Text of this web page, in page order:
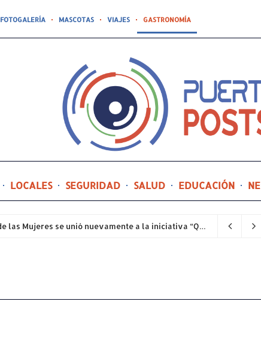
FOTOGALERÍA MASCOTAS VIAJES GASTRONOMÍA
LOCALES SEGURIDAD SALUD EDUCACIÓN
La Oficina de la Procuradora de las Mujeres se unió nuevamente a la iniciativa “Quiero Mi Escuela” y adoptó tres planteles escolares